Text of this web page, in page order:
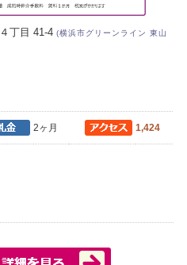
丁目 41-4(横浜市グリーンライン 東山
2ヶ月 1,424